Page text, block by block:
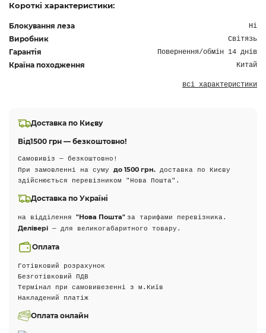
Короткі характеристики:
Блокування леза Ні
Виробник Світязь
Гарантія Повернення/обмін 14 днів
Країна походження Китай
всі характеристики
Доставка по Києву
Від1500 грн — безкоштовно!
Самовивіз — безкоштовно!
При замовленні на суму до 1500 грн. доставка по Києву
здійснюється перевізником "Нова Пошта".
Доставка по Україні
на відділення "Нова Пошта" за тарифами перевізника.
Делівері — для великогабаритного товару.
Оплата
Готівковий розрахунок
Безготівковий ПДВ
Термінал при самовивезенні з м.Київ
Накладений платіж
Оплата онлайн